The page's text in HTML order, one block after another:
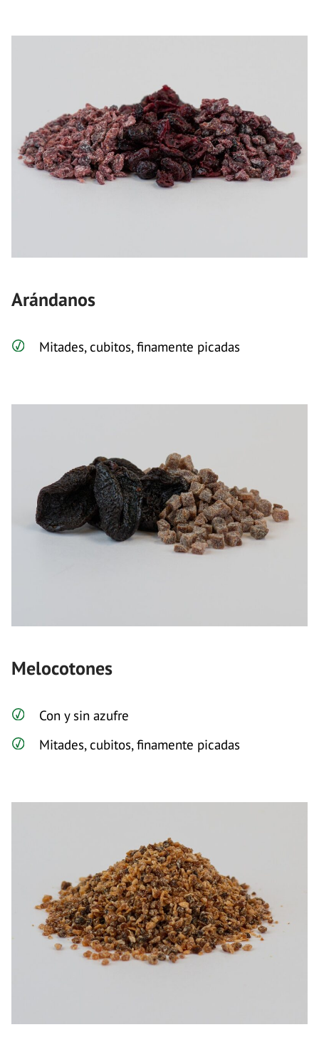
Arándanos
Mitades, cubitos, finamente picadas
Melocotones
Con y sin azufre
Mitades, cubitos, finamente picadas